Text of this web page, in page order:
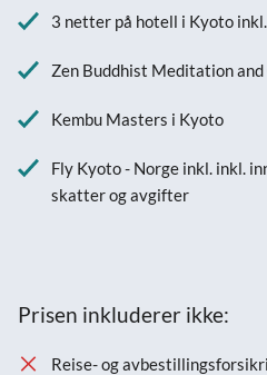
3 netter på hotell i Kyoto
Zen Buddhist Meditation
Kembu Masters i Kyoto
Fly Kyoto - Norge inkl. inkl.
skatter og avgifter
Prisen inkluderer ikke:
Reise- og